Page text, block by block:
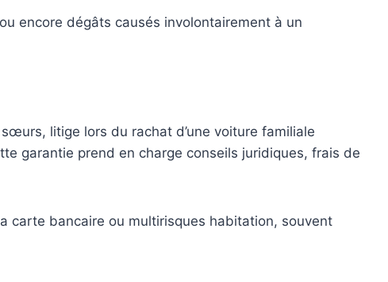
encore dégâts causés involontairement à un
litige lors du rachat d’une voiture familiale
garantie prend en charge conseils juridiques, frais de
carte bancaire ou multirisques habitation, souvent